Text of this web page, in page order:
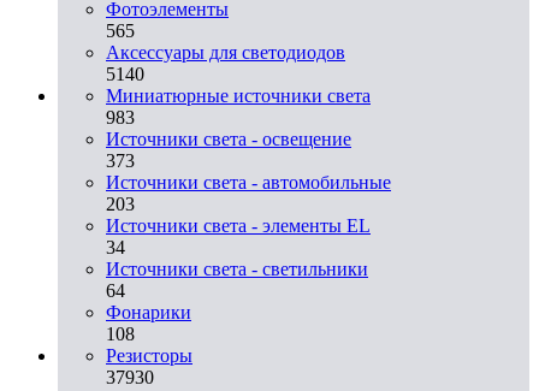
Фотоэлементы
565
Аксессуары для светодиодов
5140
Миниатюрные источники света
983
Источники света - освещение
373
Источники света - автомобильные
203
Источники света - элементы EL
34
Источники света - светильники
64
Фонарики
108
Резисторы
37930